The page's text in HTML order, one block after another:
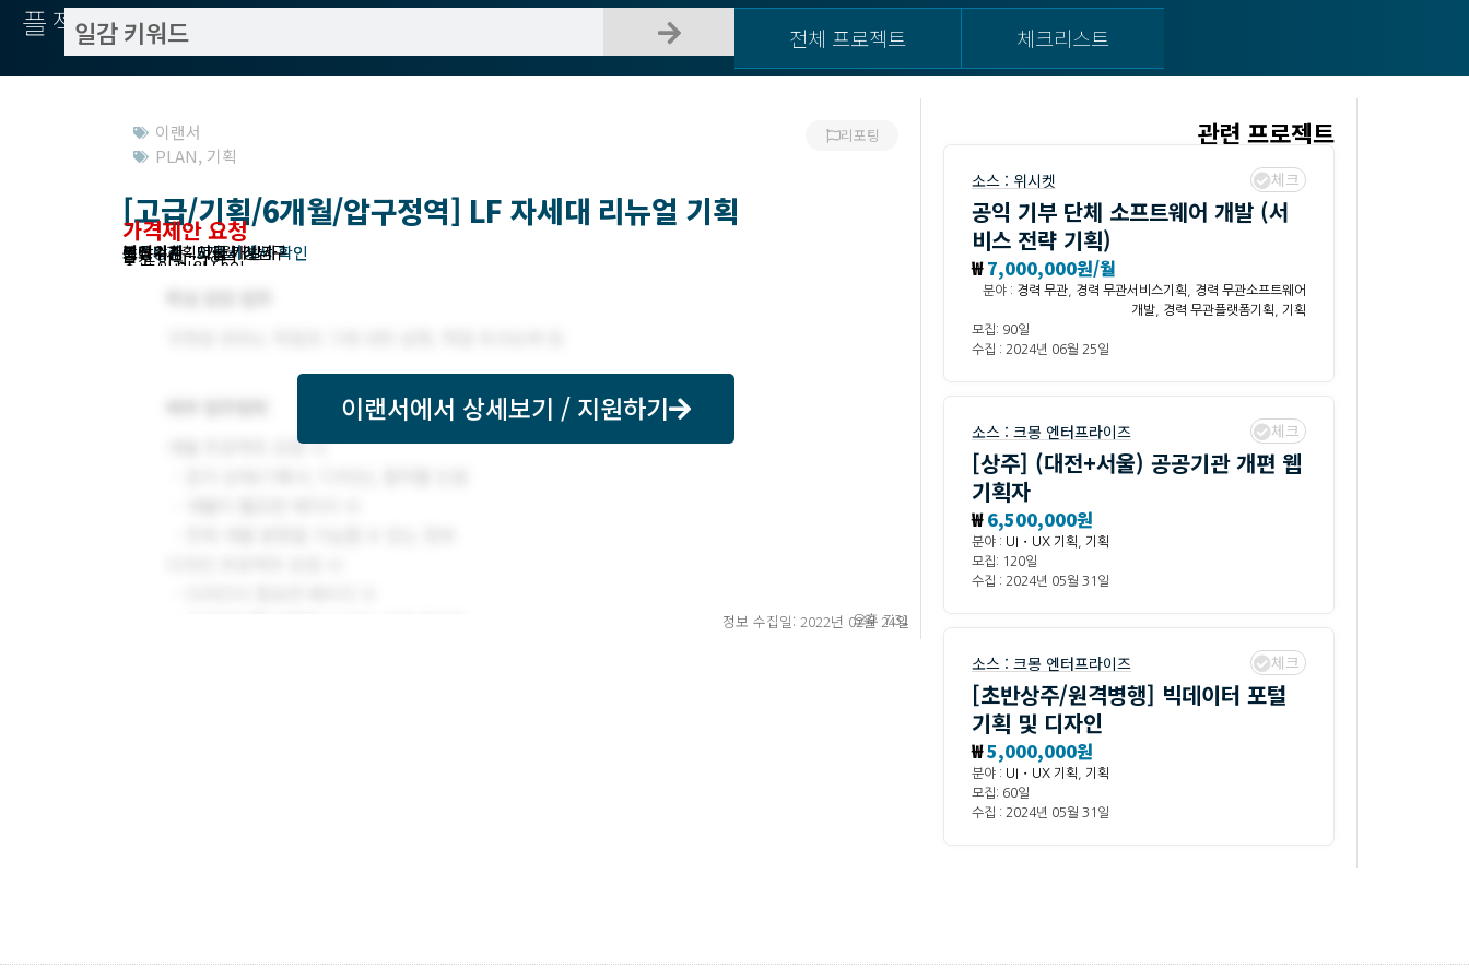
플젝서치 전체 프로젝트 체크리스트
이랜서
PLAN, 기획
리포팅
[고급/기획/6개월/압구정역] LF 자세대 리뉴얼 기획
가격제안 요청
작업방식 : 이랜서에서 확인
모집기한 : 이랜서에서 확인
예상기간 : 5개월
고객위치 : 서울 | 강남구
분야 : 기획
필요수준 : 고급 개발자
모집 인원 : 1인
총 투입 인원 : 0인
이랜서에서 상세보기 / 지원하기
정보 수집일: 2022년 02월 24일
오후 7:31
관련 프로젝트
소스 : 위시켓 체크
공익 기부 단체 소프트웨어 개발 (서
비스 전략 기획)
₩7,000,000원/월
분야 : 경력 무관 경력 무관서비스기획
경력 무관소프트웨어
개발
경력 무관플랫폼기획
기획
모집: 90일
수집 : 2024년 06월 25일
소스 : 크몽 엔터프라이즈 체크
[상주] (대전+서울) 공공기관 개편 웹
기획자
₩6,500,000원
분야 : UI・UX 기획
기획
모집: 120일
수집 : 2024년 05월 31일
소스 : 크몽 엔터프라이즈 체크
[초반상주/원격병행] 빅데이터 포털
기획 및 디자인
₩5,000,000원
분야 : UI・UX 기획
기획
모집: 60일
수집 : 2024년 05월 31일